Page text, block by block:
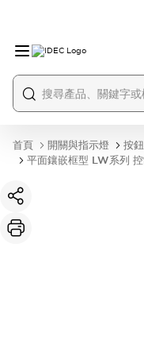
首頁 開關與指示燈 按
平面鑲嵌框型 LW系列